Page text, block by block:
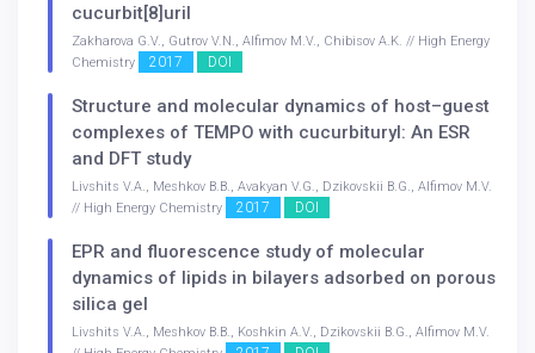
cucurbit[8]uril
Zakharova G.V., Gutrov V.N., Alfimov M.V., Chibisov A.K. // High Energy
Chemistry
2017 DOI
Structure and molecular dynamics of host–guest
complexes of TEMPO with cucurbituryl: An ESR
and DFT study
Livshits V.A., Meshkov B.B., Avakyan V.G., Dzikovskii B.G., Alfimov M.V.
// High Energy Chemistry
2017 DOI
EPR and fluorescence study of molecular
dynamics of lipids in bilayers adsorbed on porous
silica gel
Livshits V.A., Meshkov B.B., Koshkin A.V., Dzikovskii B.G., Alfimov M.V.